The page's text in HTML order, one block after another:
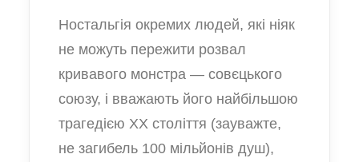
Ностальгія окремих людей, які ніяк
не можуть пережити розвал
кривавого монстра — совєцького
союзу, і вважають його найбільшою
трагедією ХХ століття (зауважте,
не загибель 100 мільйонів душ),